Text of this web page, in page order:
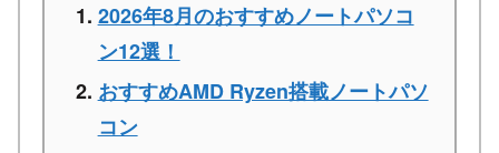
2026年8月のおすすめノートパソコ
ン12選！
おすすめAMD Ryzen搭載ノートパソ
コン